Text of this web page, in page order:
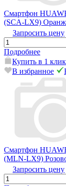
Смартфон
(SCA-LX9)
Запросить цену
Подробнее
Купить в 1 клик
В избранное
Смартфон
(MLN-LX9)
Запросить цену